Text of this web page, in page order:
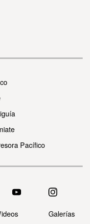
Pacífico
Galerías